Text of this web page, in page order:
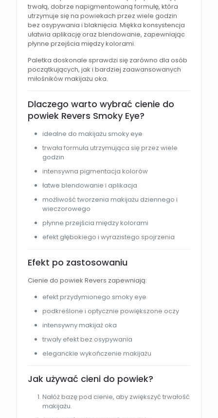
trwałą, dobrze napigmentowaną formułę, która
utrzymuje się na powiekach przez wiele godzin
bez osypywania i blaknięcia. Miękka konsystencja
ułatwia aplikację oraz blendowanie, zapewniając
płynne przejścia między kolorami.
Paletka doskonale sprawdzi się zarówno dla osób
początkujących, jak i bardziej zaawansowanych
miłośników makijażu oka.
Dlaczego warto wybrać cienie do
powiek Revers Smoky Eye?
idealne do makijażu smoky eye
trwała formuła utrzymująca się przez wiele
godzin
intensywna pigmentacja kolorów
łatwe blendowanie i aplikacja
możliwość tworzenia makijażu dziennego i
wieczorowego
płynne przejścia między kolorami
efekt głębokiego i wyrazistego spojrzenia
Efekt po zastosowaniu
Cienie do powiek Revers zapewniają:
efekt przydymionego smoky eye
podkreślone i optycznie powiększone oczy
intensywny makijaż oka
trwały efekt bez osypywania
eleganckie wykończenie makijażu
Jak używać cieni do powiek?
Nałóż bazę pod cienie, aby zwiększyć trwałość
makijażu.